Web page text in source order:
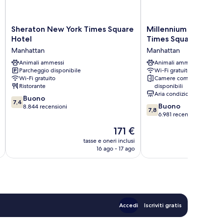
Sheraton
New
Times
Square
Hotel
Manhattan
Sheraton New York Times Square
Hotel
Manhattan
Animali ammessi
Parcheggio disponibile
Wi-Fi gratuito
Ristorante
7.4
su
7,4 Buono
8.844 recensioni
Il
prezzo
attuale
171 €
tasse e oneri inclusi
16 ago - 17 ago
Millennium
Hotel
Times
Square
Manhattan
Millennium Hotel
Times Square
Manhattan
Animali ammessi
Wi-Fi gratuito
Camere comunicanti
disponibili
Aria condizionata
7.8
su
7,8 Buono
6.981 recensioni
Accedi Iscriviti gratis